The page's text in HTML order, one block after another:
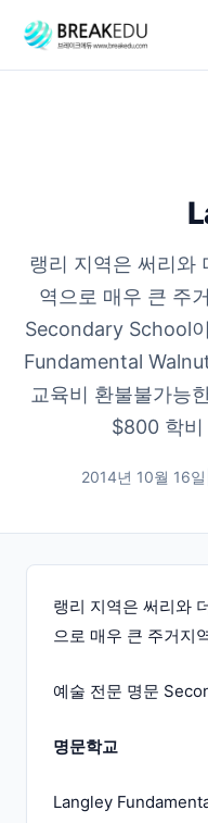
랭리 지역은 써리와
역으로 매우 큰 주
Secondary School
Fundamental
교육비 환불불가능
$800 학비
2014년 10월 16일
랭리 지역은 써리와
으로 매우 큰 주거지
예술 전문 명문
명문학교
Langley